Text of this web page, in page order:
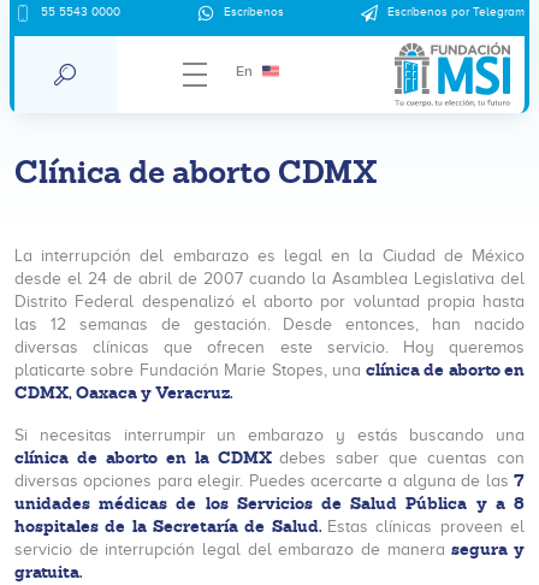
55 5543 0000 Escríbenos Escríbenos por Telegram
En
Clínica de aborto CDMX
La interrupción del embarazo es legal en la Ciudad de México
desde el 24 de abril de 2007 cuando la Asamblea Legislativa del
Distrito Federal despenalizó el aborto por voluntad propia hasta
las 12 semanas de gestación. Desde entonces, han nacido
diversas clínicas que ofrecen este servicio. Hoy queremos
platicarte sobre Fundación Marie Stopes, una clínica de aborto en
CDMX, Oaxaca y Veracruz.
Si necesitas interrumpir un embarazo y estás buscando una
clínica de aborto en la CDMXdebes saber que cuentas con
diversas opciones para elegir. Puedes acercarte a alguna de las 7
unidades médicas de los Servicios de Salud Pública y a 8
hospitales de la Secretaría de Salud. Estas clínicas proveen el
servicio de interrupción legal del embarazo de manerasegura y
gratuita.